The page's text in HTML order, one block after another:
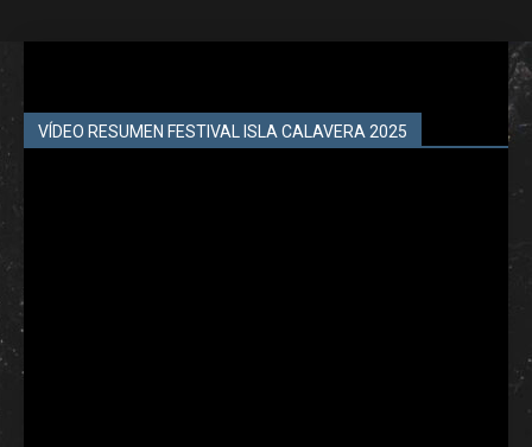
VÍDEO RESUMEN FESTIVAL ISLA CALAVERA 2025